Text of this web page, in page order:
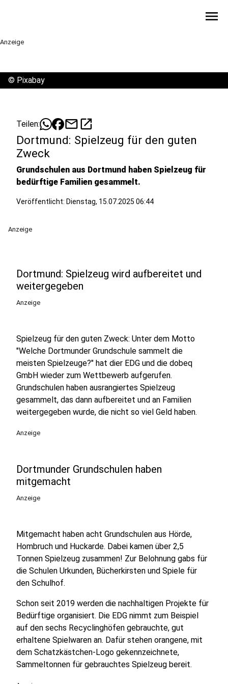
menu
Anzeige
© Pixabay
Teilen: mailopen_in_new
Dortmund: Spielzeug für den guten
Zweck
Grundschulen aus Dortmund haben Spielzeug für
bedürftige Familien gesammelt.
Veröffentlicht: Dienstag, 15.07.2025 06:44
Anzeige
Dortmund: Spielzeug wird aufbereitet und
weitergegeben
Anzeige
Spielzeug für den guten Zweck: Unter dem Motto
"Welche Dortmunder Grundschule sammelt die
meisten Spielzeuge?" hat dier EDG und die dobeq
GmbH wieder zum Wettbewerb aufgerufen.
Grundschulen haben ausrangiertes Spielzeug
gesammelt, das dann aufbereitet und an Familien
weitergegeben wurde, die nicht so viel Geld haben.
Anzeige
Dortmunder Grundschulen haben
mitgemacht
Anzeige
Mitgemacht haben acht Grundschulen aus Hörde,
Hombruch und Huckarde. Dabei kamen über 2,5
Tonnen Spielzeug zusammen! Zur Belohnung gabs für
die Schulen Urkunden, Bücherkirsten und Spiele für
den Schulhof.
Schon seit 2019 werden die nachhaltigen Projekte für
Bedürftige organisiert. Die EDG nimmt zum Beispiel
auf den sechs Recyclinghöfen gebrauchte, gut
erhaltene Spielwaren an. Dafür stehen orangene, mit
dem Schatzkästchen-Logo gekennzeichnete,
Sammeltonnen für gebrauchtes Spielzeug bereit.